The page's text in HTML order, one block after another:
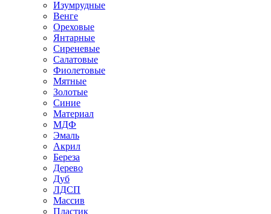
Изумрудные
Венге
Ореховые
Янтарные
Сиреневые
Салатовые
Фиолетовые
Мятные
Золотые
Синие
Материал
МДФ
Эмаль
Акрил
Береза
Дерево
Дуб
ЛДСП
Массив
Пластик